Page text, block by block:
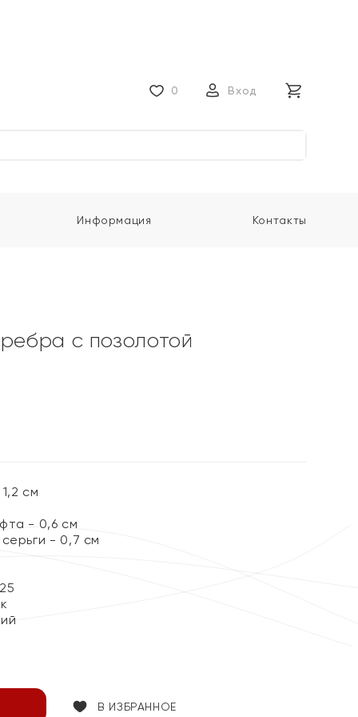
0 Вход
Информация Контакты
с позолотой
см
- 0,6 см
- 0,7 см
В ИЗБРАННОЕ